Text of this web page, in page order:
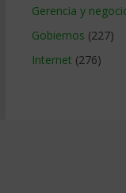
Gerencia y
Gobiernos (227)
Internet (276)